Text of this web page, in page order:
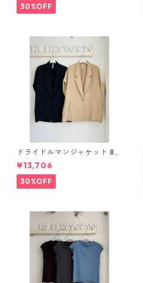
30%OFF
ドライドルマンジャケット 80
268317 dignitecollier
¥13,706
30%OFF